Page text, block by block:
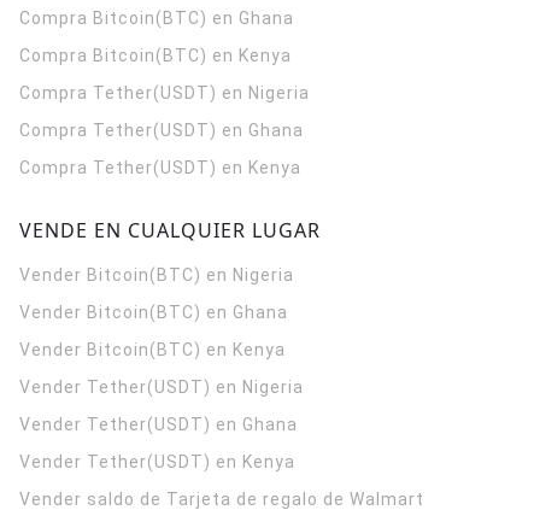
Compra Bitcoin(BTC) en Ghana
Compra Bitcoin(BTC) en Kenya
Compra Tether(USDT) en Nigeria
Compra Tether(USDT) en Ghana
Compra Tether(USDT) en Kenya
VENDE EN CUALQUIER LUGAR
Vender Bitcoin(BTC) en Nigeria
Vender Bitcoin(BTC) en Ghana
Vender Bitcoin(BTC) en Kenya
Vender Tether(USDT) en Nigeria
Vender Tether(USDT) en Ghana
Vender Tether(USDT) en Kenya
Vender saldo de Tarjeta de regalo de Walmart